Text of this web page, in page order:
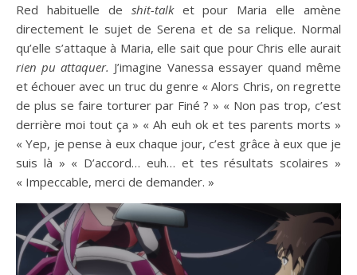
Red habituelle de shit-talket pour Maria elle amène
directement le sujet de Serena et de sa relique. Normal
qu’elle s’attaque à Maria, elle sait que pour Chris elle aurait
rien pu attaquer. J’imagine Vanessa essayer quand même
et échouer avec un truc du genre « Alors Chris, on regrette
de plus se faire torturer par Finé ? » « Non pas trop, c’est
derrière moi tout ça » « Ah euh ok et tes parents morts »
« Yep, je pense à eux chaque jour, c’est grâce à eux que je
suis là » « D’accord… euh… et tes résultats scolaires »
« Impeccable, merci de demander. »